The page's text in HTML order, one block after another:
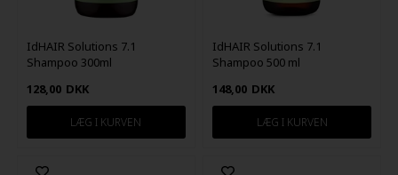
IdHAIR Solutions 7.1
Shampoo 300ml
128,00 DKK
IdHAIR Solutions 7.1
Shampoo 500 ml
148,00 DKK